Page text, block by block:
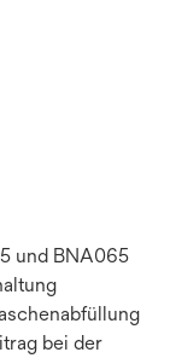
und BNA065
bei der